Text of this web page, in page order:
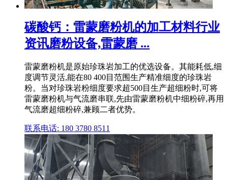
碳酸钙：雷蒙磨粉机的加工材料行业
资讯磨粉设备,雷蒙磨 ...
雷蒙磨粉机是原始珍珠岩加工的优选设备。其能耗低,细
度调节灵活,能在80 400目范围生产精准细度的珍珠岩
粉。当对珍珠岩粉细度要求超500目生产超细粉时,可将
雷蒙磨粉机与气流磨串联,先由雷蒙磨粉机中细粉碎,再用
气流磨超细粉碎,兼顾二者优势。
联系电话: 180 3780 8511